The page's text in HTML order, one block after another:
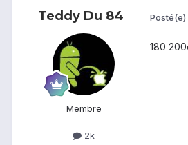
Teddy Du 84
Membre
2k
Posté(e)
180